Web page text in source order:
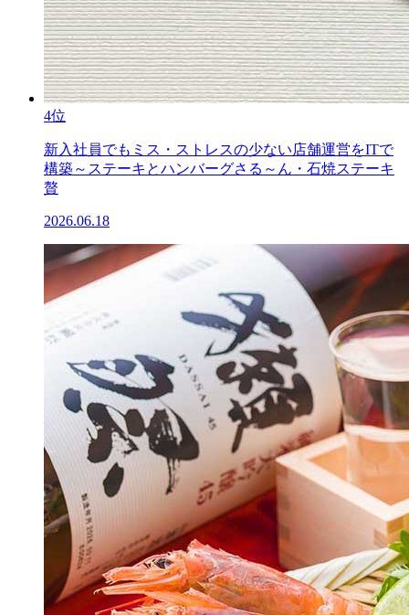
4位
新入社員でもミス・ストレスの少ない店舗運営をITで
構築～ステーキとハンバーグさる～ん・石焼ステーキ
贅
2026.06.18